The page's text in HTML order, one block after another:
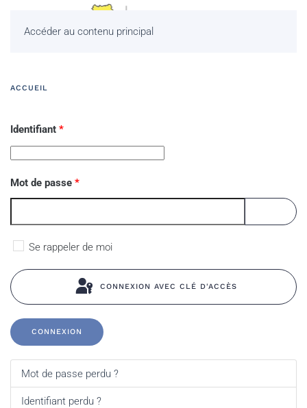
Accéder au contenu principal
ACCUEIL
Identifiant *
Mot de passe *
Se rappeler de moi
CONNEXION AVEC CLÉ D'ACCÈS
CONNEXION
Mot de passe perdu ?
Identifiant perdu ?